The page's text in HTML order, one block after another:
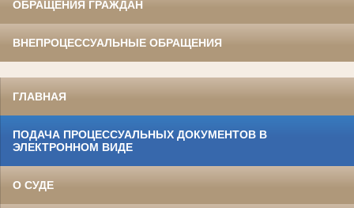
ОБРАЩЕНИЯ ГРАЖДАН
ВНЕПРОЦЕССУАЛЬНЫЕ ОБРАЩЕНИЯ
ГЛАВНАЯ
ПОДАЧА ПРОЦЕССУАЛЬНЫХ ДОКУМЕНТОВ В
ЭЛЕКТРОННОМ ВИДЕ
О СУДЕ